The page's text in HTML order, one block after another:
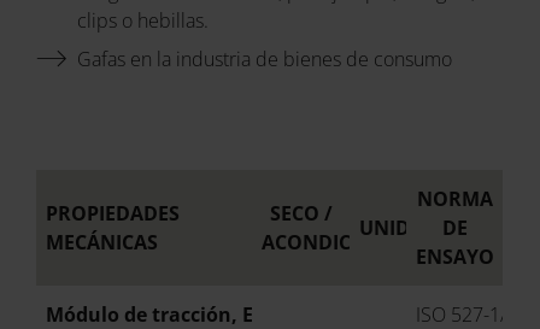
clips o hebillas.
Gafas en la industria de bienes de consumo
PROPIEDADES
MECÁNICAS
SECO /
ACONDICIONADO
UNIDAD
NORMA
DE
ENSAYO
Módulo de tracción, EOS P 396
ISO 527-1/-2